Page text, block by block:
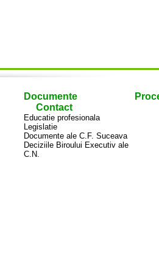
Documente
Contact
Educatie profesionala
Legislatie
Documente ale C.F. Suceava
Deciziile Biroului Executiv ale
C.N.